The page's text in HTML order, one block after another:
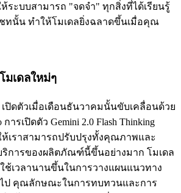
ระบบสามารถ "จดจำ" ทุกสิ่งที่ได้เรียนรู้
ทนั้น ทำให้โมเดลยิ่งฉลาดขึ้นเมื่อคุณ
เดลใหม่ๆ
เปิดตัวเมื่อเดือนธันวาคมนั้นขับเคลื่อนด้วย
การเปิดตัว Gemini 2.0 Flash Thinking
ห้เราสามารถปรับปรุงทั้งคุณภาพและ
การของผลิตภัณฑ์นี้ขึ้นอย่างมาก โมเดล
ช้เวลานานขึ้นในการวางแผนแนวทาง
ป คุณลักษณะในการทบทวนและการ